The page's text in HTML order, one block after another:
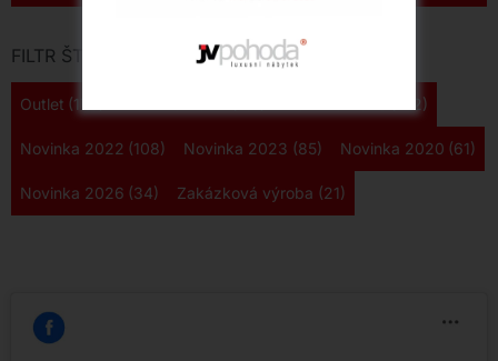
FILTR ŠTÍTKŮ
Outlet (178) (122)
Novinka 2022 (108) Novinka 2023 (85) Novinka 2020 (61)
Novinka 2026 (34) Zakázková výroba (21)